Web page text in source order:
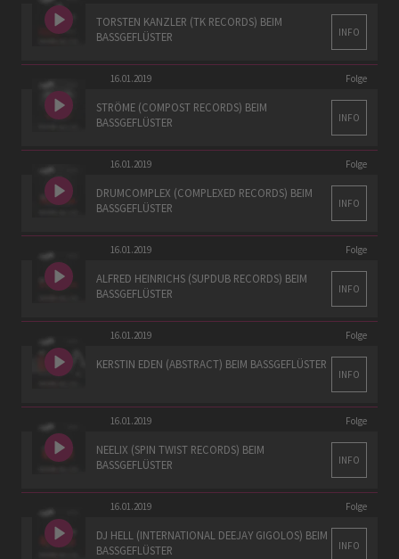
TORSTEN KANZLER (TK RECORDS) BEIM
BASSGEFLÜSTER
INFO
16.01.2019 Folge
STRÖME (COMPOST RECORDS) BEIM
BASSGEFLÜSTER
INFO
16.01.2019 Folge
DRUMCOMPLEX (COMPLEXED RECORDS) BEIM
BASSGEFLÜSTER
INFO
16.01.2019 Folge
ALFRED HEINRICHS (SUPDUB RECORDS) BEIM
BASSGEFLÜSTER
INFO
16.01.2019 Folge
KERSTIN EDEN (ABSTRACT) BEIM BASSGEFLÜSTER
INFO
16.01.2019 Folge
NEELIX (SPIN TWIST RECORDS) BEIM
BASSGEFLÜSTER
INFO
16.01.2019 Folge
DJ HELL (INTERNATIONAL DEEJAY GIGOLOS) BEIM
BASSGEFLÜSTER
INFO